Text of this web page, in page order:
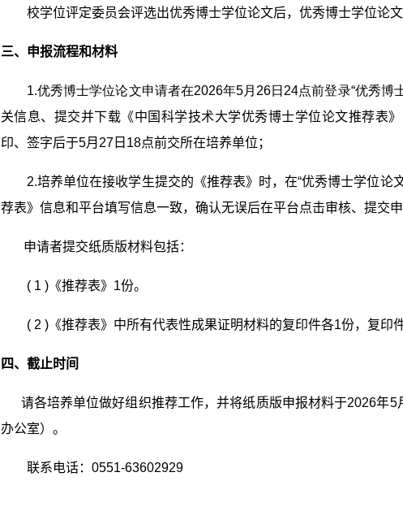
校学位评定委员会评选出优秀博士学位论文后，优秀博士学位论
三、申报流程和材料
1.优秀博士学位论文申请者在2026年5月26日24点前登录“优秀博
关信息、提交并下载《中国科学技术大学优秀博士学位论文推荐表
印、签字后于5月27日18点前交所在培养单位；
2.培养单位在接收学生提交的《推荐表》时，在“优秀博士学位
荐表》信息和平台填写信息一致，确认无误后在平台点击审核、提交申
申请者提交纸质版材料包括：
( 1 )《推荐表》1份。
( 2 )《推荐表》中所有代表性成果证明材料的复印件各1份，复印
四、截止时间
请各培养单位做好组织推荐工作，并将纸质版申报材料于2026年5
办公室）。
联系电话：0551-63602929